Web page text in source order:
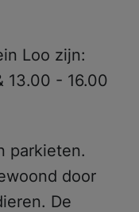
Loo zijn:
13.00 - 16.00
parkieten.
door
De